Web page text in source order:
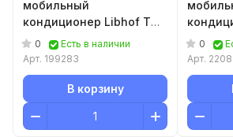
мобильный
кондиционер Libhof TM-
312
0
Есть в наличии
Арт. 199283
В корзину
AC-
0
Арт.